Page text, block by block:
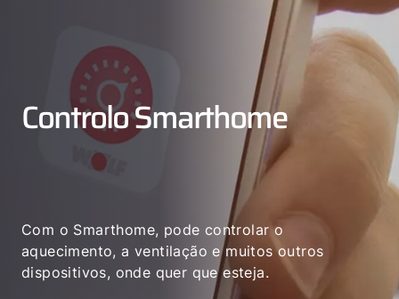
Controlo Smarthome
Com o Smarthome, pode controlar o
aquecimento, a ventilação e muitos outros
dispositivos, onde quer que esteja.